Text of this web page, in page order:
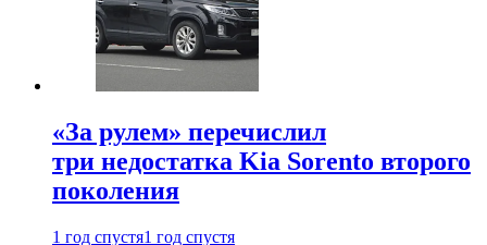
«За рулем» перечислил
три недостатка Kia Sorento второго
поколения
1 год спустя1 год спустя